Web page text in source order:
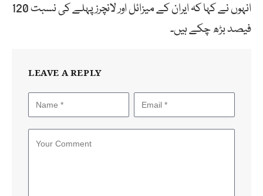
انہوں نے کہا کہ ایران کے میزائل اور لانچرز پہلے کی نسبت 120
فیصد بڑھ چکے ہیں۔
LEAVE A REPLY